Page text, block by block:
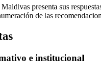
presenta sus
de las
e institucional